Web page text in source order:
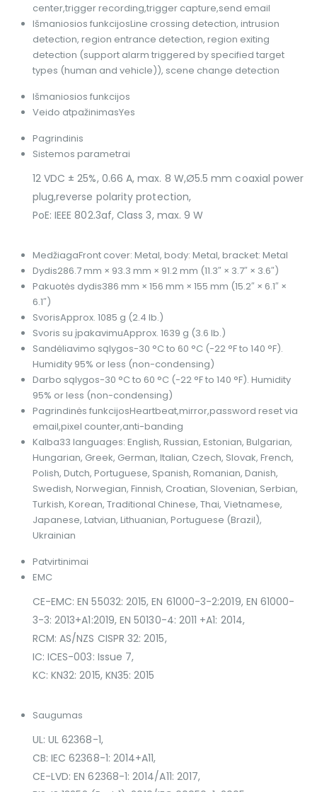
center,trigger recording,trigger capture,send email
Išmaniosios funkcijosLine crossing detection, intrusion
detection, region entrance detection, region exiting
detection (support alarm triggered by specified target
types (human and vehicle)), scene change detection
Išmaniosios funkcijos
Veido atpažinimasYes
Pagrindinis
Sistemos parametrai
12 VDC ± 25%, 0.66 A, max. 8 W,Ø5.5 mm coaxial power
plug,reverse polarity protection,
PoE: IEEE 802.3af, Class 3, max. 9 W
MedžiagaFront cover: Metal, body: Metal, bracket: Metal
Dydis286.7 mm × 93.3 mm × 91.2 mm (11.3″ × 3.7″ × 3.6″)
Pakuotės dydis386 mm × 156 mm × 155 mm (15.2″ × 6.1″ ×
6.1″)
SvorisApprox. 1085 g (2.4 lb.)
Svoris su įpakavimuApprox. 1639 g (3.6 lb.)
Sandėliavimo sąlygos-30 °C to 60 °C (-22 °F to 140 °F).
Humidity 95% or less (non-condensing)
Darbo sąlygos-30 °C to 60 °C (-22 °F to 140 °F). Humidity
95% or less (non-condensing)
Pagrindinės funkcijosHeartbeat,mirror,password reset via
email,pixel counter,anti-banding
Kalba33 languages: English, Russian, Estonian, Bulgarian,
Hungarian, Greek, German, Italian, Czech, Slovak, French,
Polish, Dutch, Portuguese, Spanish, Romanian, Danish,
Swedish, Norwegian, Finnish, Croatian, Slovenian, Serbian,
Turkish, Korean, Traditional Chinese, Thai, Vietnamese,
Japanese, Latvian, Lithuanian, Portuguese (Brazil),
Ukrainian
Patvirtinimai
EMC
CE-EMC: EN 55032: 2015, EN 61000-3-2:2019, EN 61000-
3-3: 2013+A1:2019, EN 50130-4: 2011 +A1: 2014,
RCM: AS/NZS CISPR 32: 2015,
IC: ICES-003: Issue 7,
KC: KN32: 2015, KN35: 2015
Saugumas
UL: UL 62368-1,
CB: IEC 62368-1: 2014+A11,
CE-LVD: EN 62368-1: 2014/A11: 2017,